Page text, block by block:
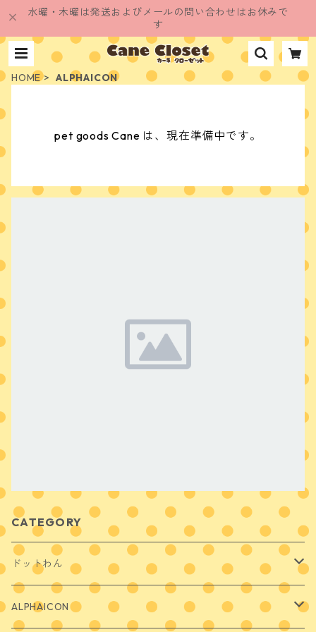
水曜・木曜は発送およびメールの問い合わせはお休みで
す
HOME ALPHAICON
pet goods Cane は、現在準備中です。
CATEGORY
ドットわん
ごはん
ALPHAICON